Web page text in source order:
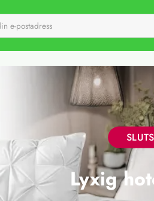
Lyxig